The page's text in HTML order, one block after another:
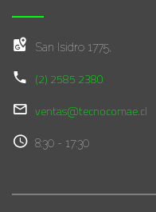
San Isidro 1775,
(2) 2585 2380
ventas@tecnocomae.cl
8:30 - 17:30